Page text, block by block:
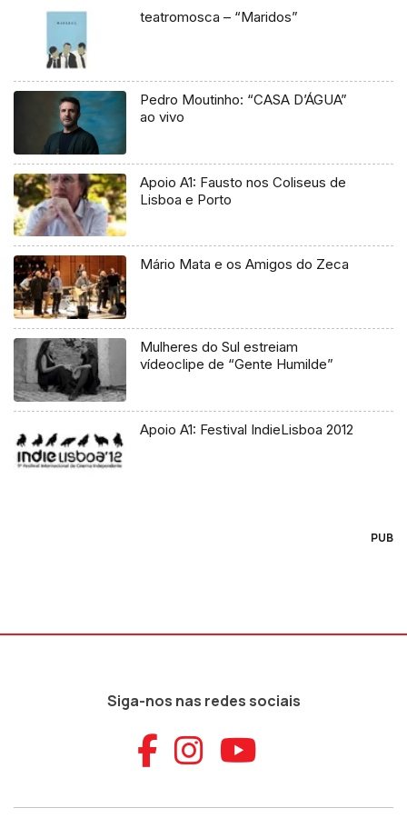
teatromosca – “Maridos”
Pedro Moutinho: “CASA D’ÁGUA”
ao vivo
Apoio A1: Fausto nos Coliseus de
Lisboa e Porto
Mário Mata e os Amigos do Zeca
Mulheres do Sul estreiam
vídeoclipe de “Gente Humilde”
Apoio A1: Festival IndieLisboa 2012
PUB
Siga-nos nas redes sociais
Aceder ao
Aceder ao
Aceder